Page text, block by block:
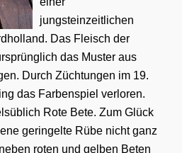
jungsteinzeitlichen
Das Fleisch der
das Muster aus
Durch Züchtungen im 19.
das Farbenspiel verloren.
Rote Bete. Zum Glück
geringelte Rübe nicht ganz
roten und gelben Beten